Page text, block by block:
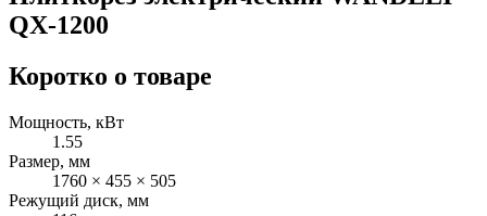
QX-1200
Коротко о товаре
Мощность, кВт
1.55
Размер, мм
1760 × 455 × 505
Режущий диск, мм